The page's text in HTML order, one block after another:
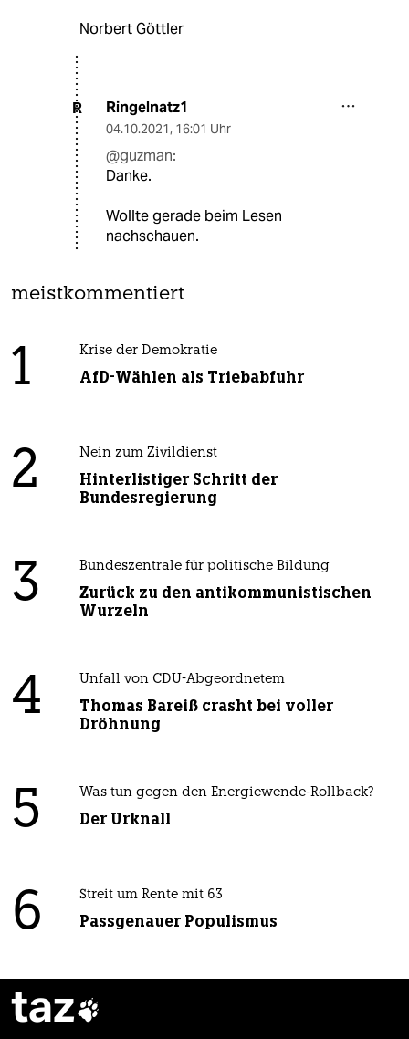
Norbert Göttler
R Ringelnatz1
04.10.2021, 16:01 Uhr
@guzman:
Danke.
Wollte gerade beim Lesen
nachschauen.
meistkommentiert
1 Krise der Demokratie
AfD-Wählen als Triebabfuhr
2 Nein zum Zivildienst
Hinterlistiger Schritt der
Bundesregierung
3 Bundeszentrale für politische Bildung
Zurück zu den antikommunistischen
Wurzeln
4 Unfall von CDU-Abgeordnetem
Thomas Bareiß crasht bei voller
Dröhnung
5 Was tun gegen den Energiewende-Rollback?
Der Urknall
6 Streit um Rente mit 63
Passgenauer Populismus
taz